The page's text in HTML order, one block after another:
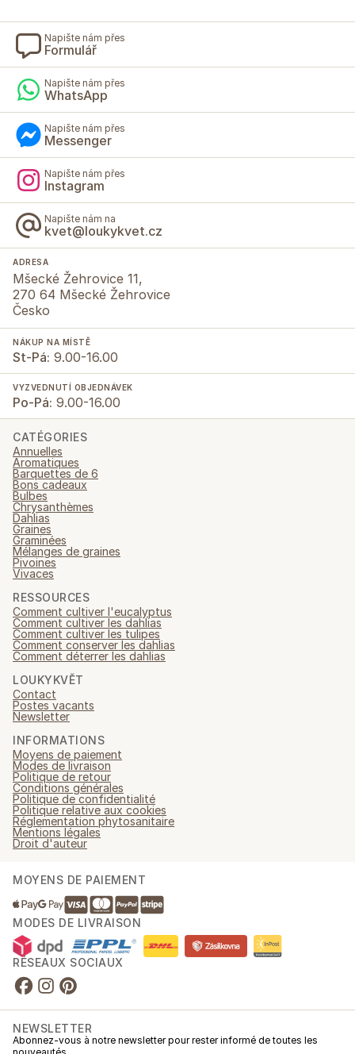
Napište nám přes
Formulář
Napište nám přes
WhatsApp
Napište nám přes
Messenger
Napište nám přes
Instagram
Napište nám na
kvet@loukykvet.cz
ADRESA
Mšecké Žehrovice 11,
270 64 Mšecké Žehrovice
Česko
NÁKUP NA MÍSTĚ
St-Pá: 9.00-16.00
VYZVEDNUTÍ OBJEDNÁVEK
Po-Pá: 9.00-16.00
CATÉGORIES
Annuelles
Aromatiques
Barquettes de 6
Bons cadeaux
Bulbes
Chrysanthèmes
Dahlias
Graines
Graminées
Mélanges de graines
Pivoines
Vivaces
RESSOURCES
Comment cultiver l'eucalyptus
Comment cultiver les dahlias
Comment cultiver les tulipes
Comment conserver les dahlias
Comment déterrer les dahlias
LOUKYKVĚT
Contact
Postes vacants
Newsletter
INFORMATIONS
Moyens de paiement
Modes de livraison
Politique de retour
Conditions générales
Politique de confidentialité
Politique relative aux cookies
Réglementation phytosanitaire
Mentions légales
Droit d'auteur
MOYENS DE PAIEMENT
MODES DE LIVRAISON
RÉSEAUX SOCIAUX
NEWSLETTER
Abonnez-vous à notre newsletter pour rester informé de toutes les